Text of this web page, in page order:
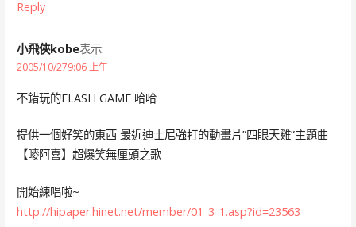
Reply
小飛俠kobe表示:
2005/10/279:06 上午
不錯玩的FLASH GAME 哈哈
提供一個好笑的東西 最近迪士尼強打的動畫片”四眼天雞”主題曲
【嘜阿喜】超爆笑無厘頭之歌
開始練唱啦~
http://hipaper.hinet.net/member/01_3_1.asp?id=23563